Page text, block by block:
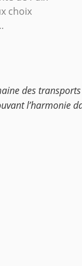
choix
des
l’harmonie